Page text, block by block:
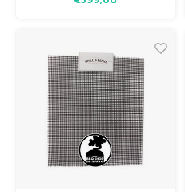
VEILIGHEIDS- &